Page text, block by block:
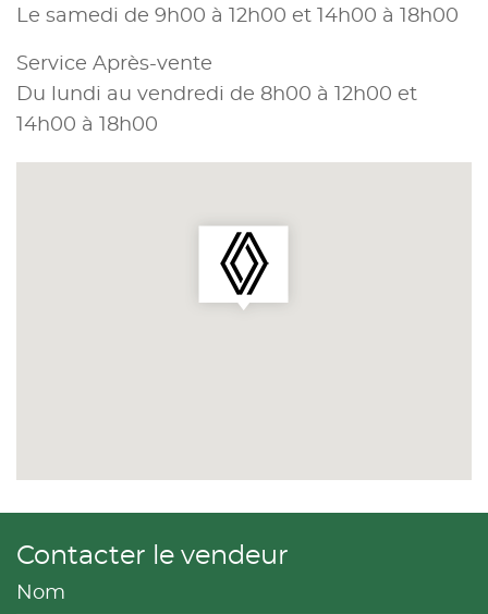
Le samedi de 9h00 à 12h00 et 14h00 à 18h00
Service Après-vente
Du lundi au vendredi de 8h00 à 12h00 et
14h00 à 18h00
Contacter le vendeur
Nom